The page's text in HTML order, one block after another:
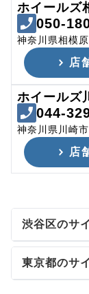
ホイールズ
050-
神奈川県相模
店
ホイールズ
044-
神奈川県川崎
店
渋谷区のサ
東京都のサ